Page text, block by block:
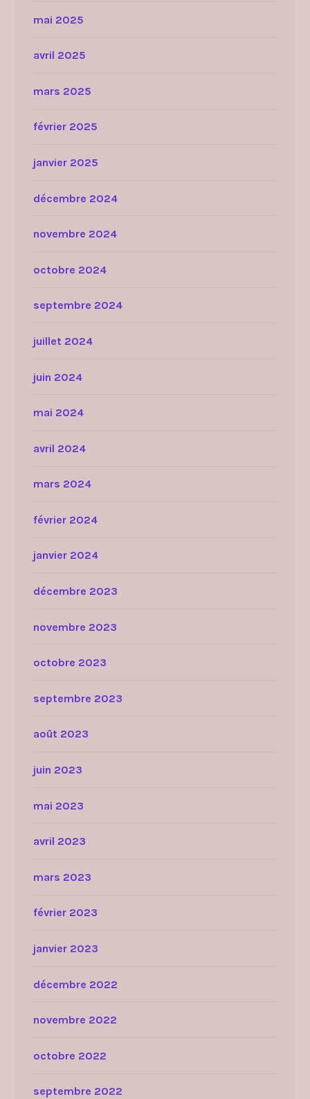
mai 2025
avril 2025
mars 2025
février 2025
janvier 2025
décembre 2024
novembre 2024
octobre 2024
septembre 2024
juillet 2024
juin 2024
mai 2024
avril 2024
mars 2024
février 2024
janvier 2024
décembre 2023
novembre 2023
octobre 2023
septembre 2023
août 2023
juin 2023
mai 2023
avril 2023
mars 2023
février 2023
janvier 2023
décembre 2022
novembre 2022
octobre 2022
septembre 2022